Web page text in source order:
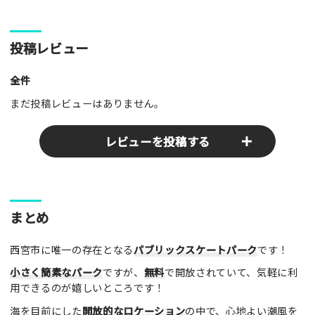
投稿レビュー
全件
まだ投稿レビューはありません。
レビューを投稿する
ここのパークやスポットの感想をぜひお寄せください！みんな
の参考となります！
レビュータイトル（※必須）
レビュー本文（※必須）
まとめ
西宮市に唯一の存在となるパブリックスケートパークです！
小さく簡素なパークですが、 無料で開放されていて、気軽に利
用できるのが嬉しいところです！
海を目前にした開放的なロケーションの中で、心地よい潮風を